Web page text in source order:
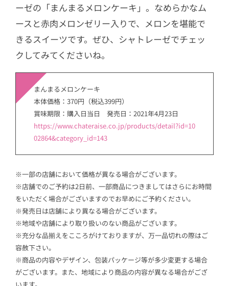
ーゼの「まんまるメロンケーキ」。なめらかなム
ースと赤肉メロンゼリー入りで、メロンを堪能で
きるスイーツです。ぜひ、シャトレーゼでチェッ
クしてみてくださいね。
まんまるメロンケーキ
本体価格：370円（税込399円）
賞味期限：購入日当日 発売日：2021年4月23日
https://www.chateraise.co.jp/products/detail?id=10
02864&category_id=143
※一部の店舗において価格が異なる場合がございます。
※店舗でのご予約は2日前、一部商品につきましてはさらにお時間
をいただく場合がございますのでお早めにご予約ください。
※発売日は店舗により異なる場合がございます。
※地域や店舗により取り扱いのない商品がございます。
※充分な品揃えをこころがけておりますが、万一品切れの際はご
容赦下さい。
※商品の内容やデザイン、包装パッケージ等が多少変更する場合
がございます。また、地域により商品の内容が異なる場合がござ